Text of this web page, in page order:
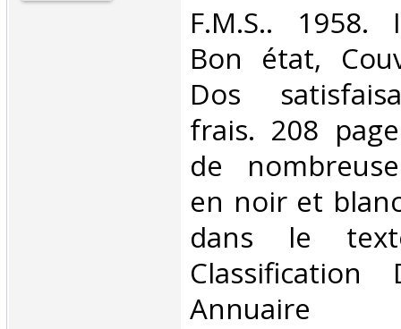
‎F.M.S.. 1958.
Bon état,
Dos
frais. 208
de
en noir et
dans le
Annuaire‎